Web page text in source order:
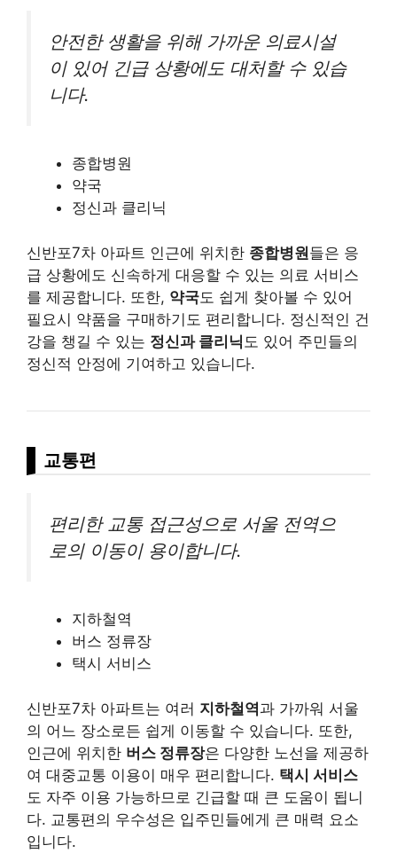
안전한 생활을 위해 가까운 의료시설
이 있어 긴급 상황에도 대처할 수 있습
니다.
종합병원
약국
정신과 클리닉
신반포7차 아파트 인근에 위치한 종합병원들은 응
급 상황에도 신속하게 대응할 수 있는 의료 서비스
를 제공합니다. 또한, 약국도 쉽게 찾아볼 수 있어
필요시 약품을 구매하기도 편리합니다. 정신적인 건
강을 챙길 수 있는 정신과 클리닉 도 있어 주민들의
정신적 안정에 기여하고 있습니다.
교통편
편리한 교통 접근성으로 서울 전역으
로의 이동이 용이합니다.
지하철역
버스 정류장
택시 서비스
신반포7차 아파트는 여러 지하철역과 가까워 서울
의 어느 장소로든 쉽게 이동할 수 있습니다. 또한,
인근에 위치한 버스 정류장은 다양한 노선을 제공하
여 대중교통 이용이 매우 편리합니다. 택시 서비스
도 자주 이용 가능하므로 긴급할 때 큰 도움이 됩니
다. 교통편의 우수성은 입주민들에게 큰 매력 요소
입니다.